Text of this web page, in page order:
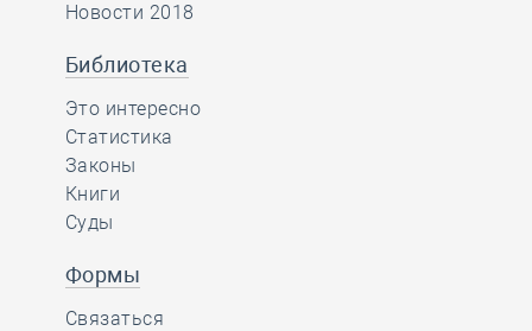
Новости 2018
Библиотека
Это интересно
Статистика
Законы
Книги
Суды
Формы
Связаться